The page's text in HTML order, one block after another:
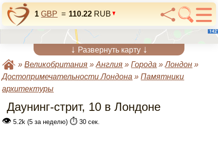
1 GBP = 110.22 RUB
↓ Развернуть карту ↓
»Великобритания »Англия »Города »Лондон »
Достопримечательности Лондона »Памятники
архитектуры
Даунинг-стрит, 10 в Лондоне
👁 5.2k (5 за неделю) ⏱️ 30 сек.